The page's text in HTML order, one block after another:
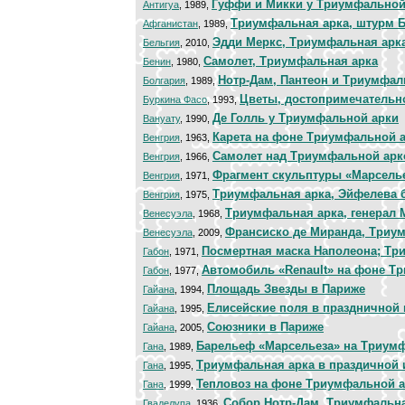
Антигуа , 1989, Гуффи и Микки у
Афганистан , 1989, Триумфальная арка, штурм
Бельгия , 2010, Эдди Меркс, Триумфальная
Бенин , 1980, Самолет, Триумфальная арка
Болгария , 1989,Нотр-Дам, Пантеон и
Буркина Фасо, 1993,Цветы,
Вануату, 1990, Де Голль у Триумфальной арки
Венгрия , 1963, Карета на фоне Триумфальной
Венгрия , 1966, Самолет над Триумфальной
Венгрия , 1971, Фрагмент скульптуры
Венгрия , 1975, Триумфальная арка, Эйфелева
Венесуэла , 1968, Триумфальная арка, генерал
Венесуэла , 2009, Франсиско де Миранда,
Габон , 1971, Посмертная маска Наполеона;
Габон , 1977,Автомобиль «Renault» на фоне
Гайана , 1994, Площадь Звезды в Париже
Гайана , 1995, Елисейские поля в
Гайана , 2005, Союзники в Париже
Гана , 1989, Барельеф «Марсельеза» на
Гана , 1995, Триумфальная арка в
Гана, 1999,Тепловоз на фоне Триумфальной